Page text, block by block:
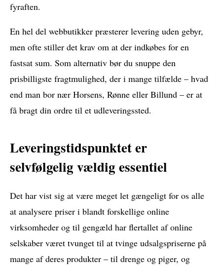
fyraften.
En hel del webbutikker præsterer levering uden gebyr,
men ofte stiller det krav om at der indkøbes for en
fastsat sum. Som alternativ bør du snuppe den
prisbilligste fragtmulighed, der i mange tilfælde – hvad
end man bor nær Horsens, Rønne eller Billund – er at
få bragt din ordre til et udleveringssted.
Leveringstidspunktet er
selvfølgelig vældig essentiel
Det har vist sig at være meget let gængeligt for os alle
at analysere priser i blandt forskellige online
virksomheder og til gengæld har flertallet af online
selskaber været tvunget til at tvinge udsalgspriserne på
mange af deres produkter – til drenge og piger, og